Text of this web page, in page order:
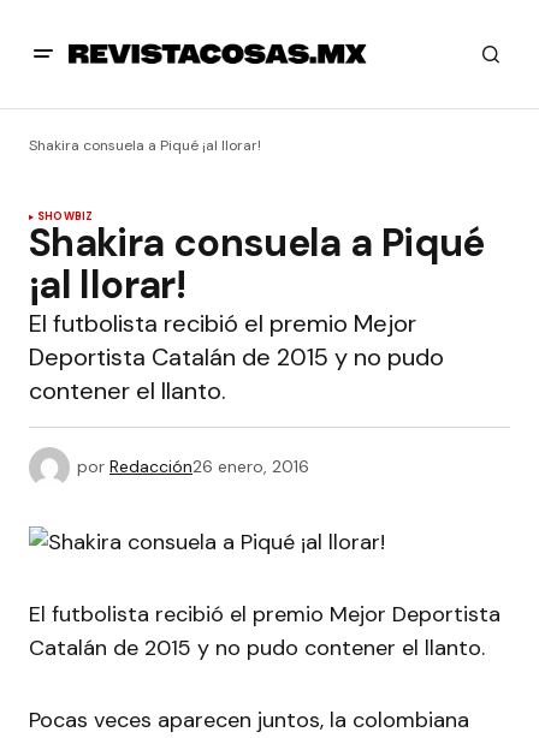
Shakira consuela a Piqué ¡al llorar!
SHOWBIZ
Shakira consuela a Piqué
¡al llorar!
El futbolista recibió el premio Mejor
Deportista Catalán de 2015 y no pudo
contener el llanto.
por Redacción26 enero, 2016
El futbolista recibió el premio Mejor Deportista
Catalán de 2015 y no pudo contener el llanto.
Pocas veces aparecen juntos, la colombiana